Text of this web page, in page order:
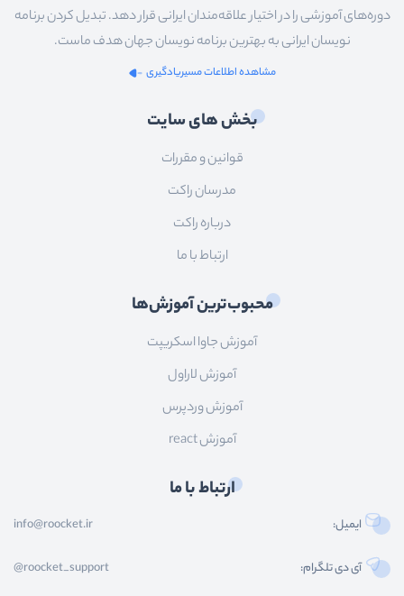
دوره‌های آموزشی را در اختیار علاقه‌مندان ایرانی قرار دهد. تبدیل کردن برنامه
نویسان ایرانی به بهترین برنامه نویسان جهان هدف ماست.
مشاهده اطلاعات مسیریادگیری
بخش های سایت
قوانین و مقررات
مدرسان راکت
درباره راکت
ارتباط با ما
محبوب‌ترین آموزش‌ها
آموزش جاوا اسکریپت
آموزش لاراول
آموزش وردپرس
آموزش react
ارتباط با ما
ایمیل: info@roocket.ir
آی دی تلگرام: @roocket_support